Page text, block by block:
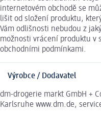
internetovém obchodě se
lišit od složení produktu,
Vám odlišnosti nebudou z
možnosti vrácení produktu v
obchodními podmínkami.
Výrobce / Dodavatel
dm-drogerie markt GmbH +
Karlsruhe www.dm.de,